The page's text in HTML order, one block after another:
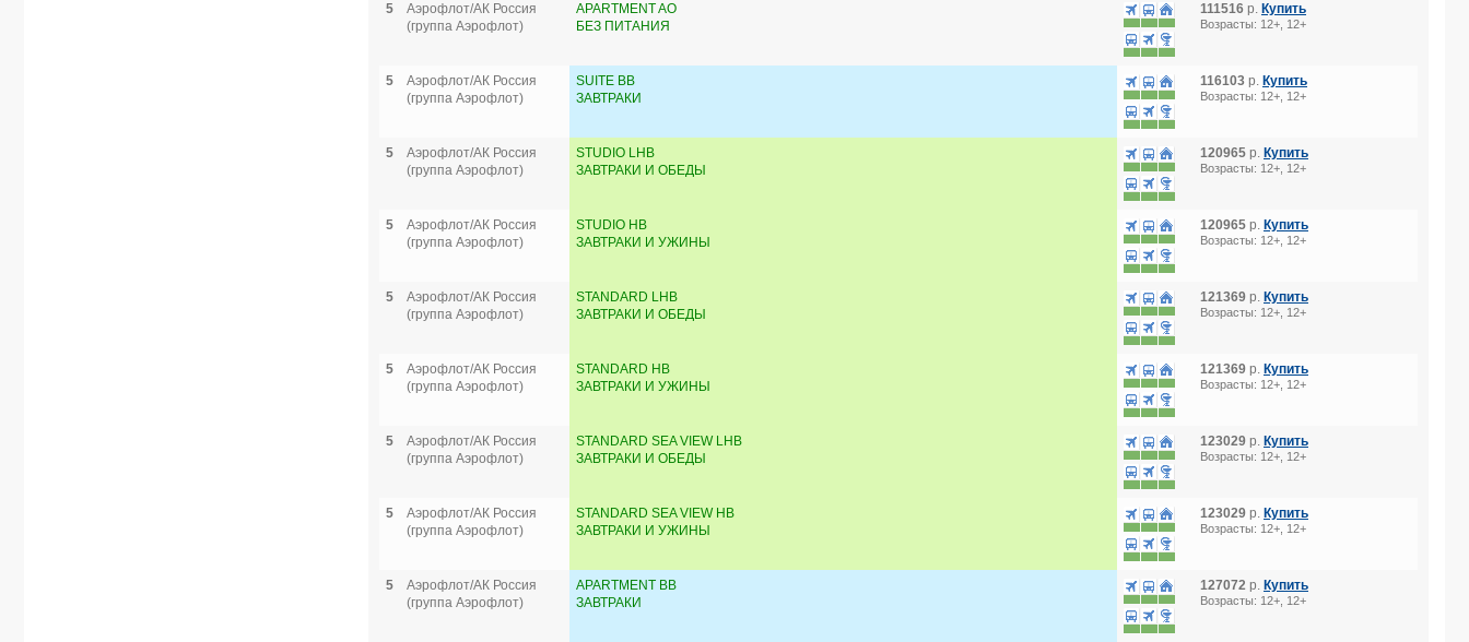
5
Аэрофлот/АК Россия
(группа Аэрофлот)
APARTMENT AO
БЕЗ ПИТАНИЯ
111516 р. Купить
Возрасты: 12+, 12+
5
Аэрофлот/АК Россия
(группа Аэрофлот)
SUITE BB
ЗАВТРАКИ
116103 р. Купить
Возрасты: 12+, 12+
5
Аэрофлот/АК Россия
(группа Аэрофлот)
STUDIO LHB
ЗАВТРАКИ И ОБЕДЫ
120965 р. Купить
Возрасты: 12+, 12+
5
Аэрофлот/АК Россия
(группа Аэрофлот)
STUDIO HB
ЗАВТРАКИ И УЖИНЫ
120965 р. Купить
Возрасты: 12+, 12+
5
Аэрофлот/АК Россия
(группа Аэрофлот)
STANDARD LHB
ЗАВТРАКИ И ОБЕДЫ
121369 р. Купить
Возрасты: 12+, 12+
5
Аэрофлот/АК Россия
(группа Аэрофлот)
STANDARD HB
ЗАВТРАКИ И УЖИНЫ
121369 р. Купить
Возрасты: 12+, 12+
5
Аэрофлот/АК Россия
(группа Аэрофлот)
STANDARD SEA VIEW LHB
ЗАВТРАКИ И ОБЕДЫ
123029 р. Купить
Возрасты: 12+, 12+
5
Аэрофлот/АК Россия
(группа Аэрофлот)
STANDARD SEA VIEW HB
ЗАВТРАКИ И УЖИНЫ
123029 р. Купить
Возрасты: 12+, 12+
5
Аэрофлот/АК Россия
(группа Аэрофлот)
APARTMENT BB
ЗАВТРАКИ
127072 р. Купить
Возрасты: 12+, 12+